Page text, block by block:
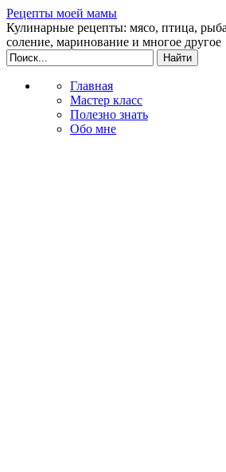
Рецепты моей мамы
Кулинарные рецепты: мясо, птица,
соление, маринование и многое другое
Главная
Мастер класс
Полезно знать
Обо мне